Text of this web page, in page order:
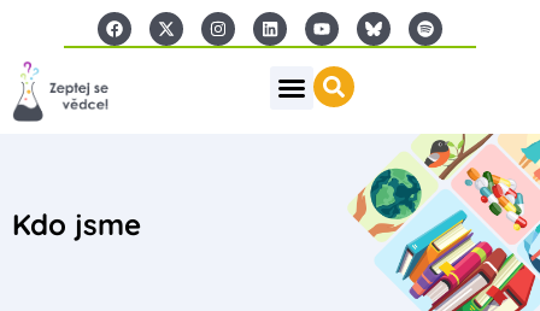
Kdo jsme